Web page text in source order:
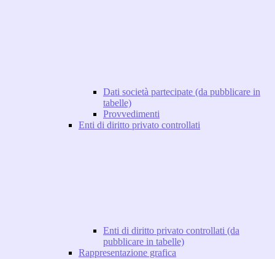
Dati società partecipate (da pubblicare in
tabelle)
Provvedimenti
Enti di diritto privato controllati
Enti di diritto privato controllati (da
pubblicare in tabelle)
Rappresentazione grafica